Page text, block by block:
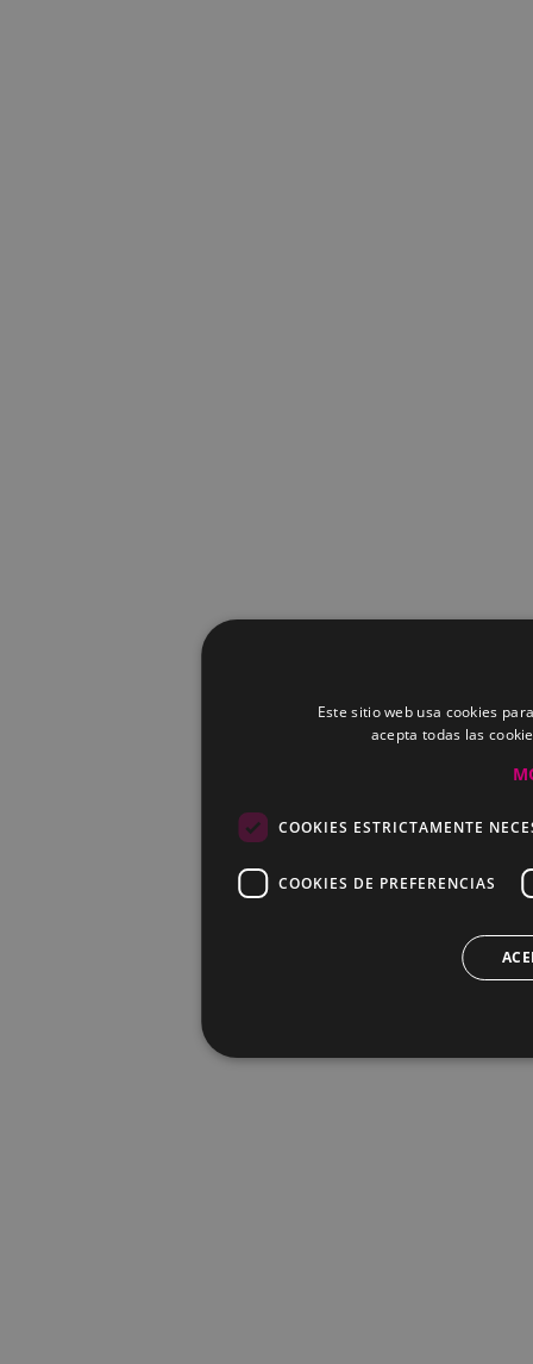
Este sitio web usa cookies
acepta todas las
COOKIES ESTRICTAMENTE
COOKIES DE PREFERENCIAS